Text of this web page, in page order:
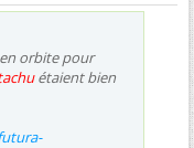
orbite pour
étaient bien